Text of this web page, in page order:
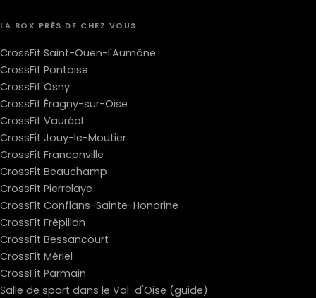
LA BOX PRÈS DE CHEZ VOUS
CrossFit Saint-Ouen-l'Aumône
CrossFit Pontoise
CrossFit Osny
CrossFit Éragny-sur-Oise
CrossFit Vauréal
CrossFit Jouy-le-Moutier
CrossFit Franconville
CrossFit Beauchamp
CrossFit Pierrelaye
CrossFit Conflans-Sainte-Honorine
CrossFit Frépillon
CrossFit Bessancourt
CrossFit Mériel
CrossFit Parmain
Salle de sport dans le Val-d'Oise (guide)